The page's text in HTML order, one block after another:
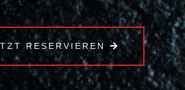
RESERVIEREN